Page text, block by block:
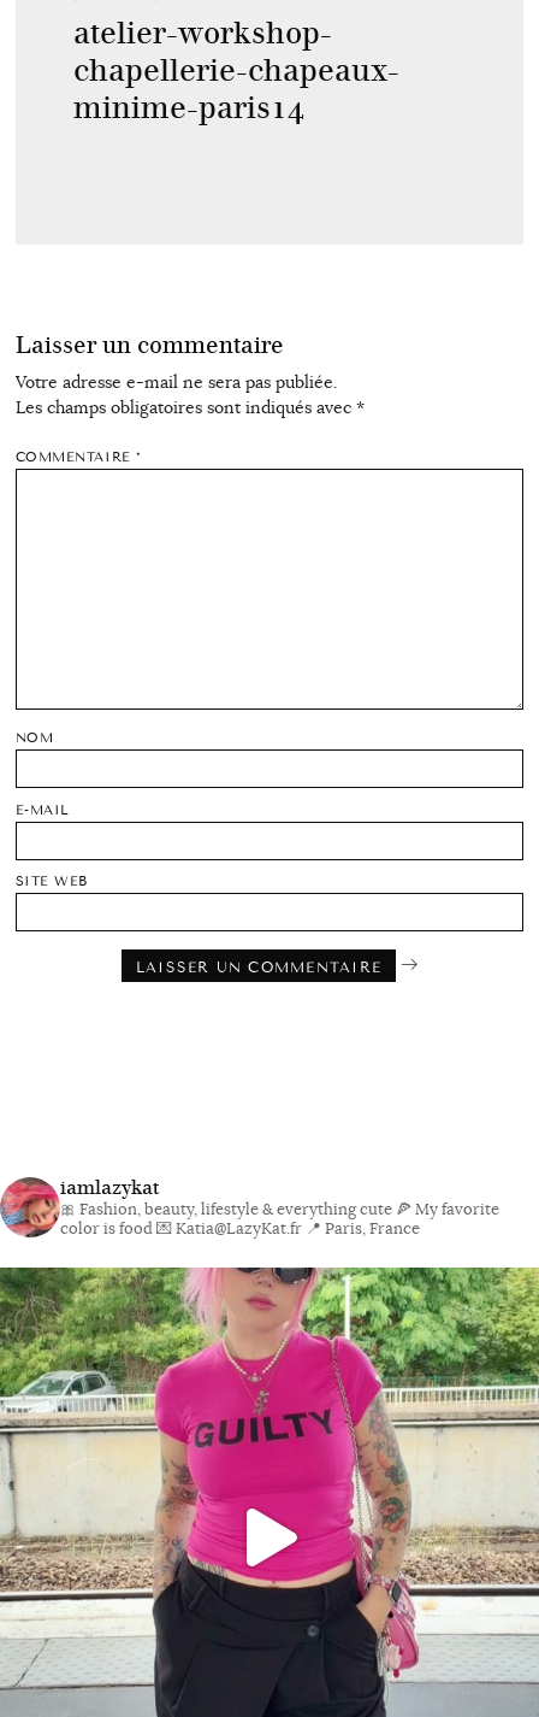
atelier-workshop-
chapellerie-chapeaux-
minime-paris14
Laisser un commentaire
Votre adresse e-mail ne sera pas publiée.
Les champs obligatoires sont indiqués avec *
COMMENTAIRE*
NOM
E-MAIL
SITE WEB
iamlazykat
🎀 Fashion, beauty, lifestyle & everything cute 🍕 My favorite
color is food💌 Katia@LazyKat.fr 📍 Paris, France